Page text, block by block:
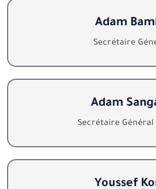
Adam
Secrétaire
Adam
Secrétaire
Youssef